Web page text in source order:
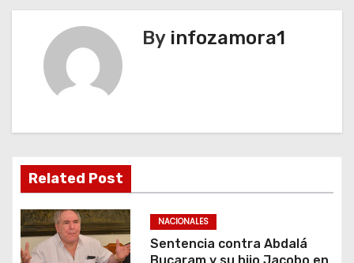
g
n
d
e
By infozamora1
Related Post
NACIONALES
Sentencia contra Abdalá
Bucaram y su hijo Jacobo en